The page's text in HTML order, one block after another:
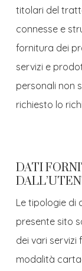
titolari del
connesse e
fornitura dei
servizi e
personali non
richiesto lo
DATI
Le tipologie di
presente sito
dei vari
modalità